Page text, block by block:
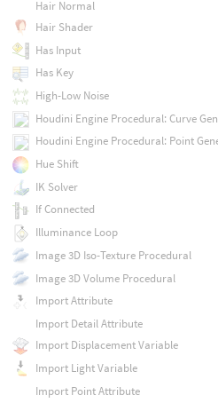
Hair Normal
Hair Shader
Has Input
Has Key
High-Low Noise
Houdini Engine Procedural: Curve
Houdini Engine Procedural: Point
Hue Shift
IK Solver
If Connected
Illuminance Loop
Image 3D Iso-Texture Procedural
Image 3D Volume Procedural
Import Attribute
Import Detail Attribute
Import Displacement Variable
Import Light Variable
Import Point Attribute